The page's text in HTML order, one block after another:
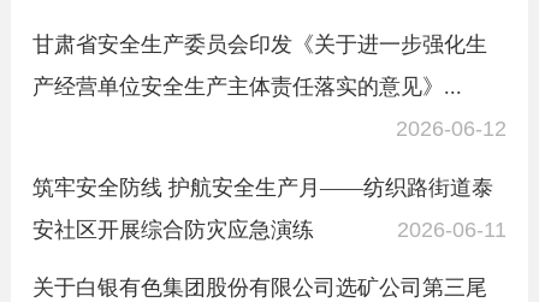
甘肃省安全生产委员会印发《关于进一步强化生
产经营单位安全生产主体责任落实的意见》...
2026-06-12
筑牢安全防线 护航安全生产月——纺织路街道泰
安社区开展综合防灾应急演练
2026-06-11
关于白银有色集团股份有限公司选矿公司第三尾